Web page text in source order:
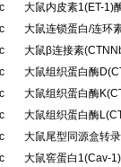
大鼠内皮素1(ET-1)
大鼠连锁蛋白/连环
大鼠β连接素
大鼠组织蛋白酶
大鼠组织蛋白酶
大鼠组织蛋白酶
大鼠尾型同源盒转
大鼠窖蛋白1(Cav-